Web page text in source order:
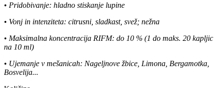
• Pridobivanje: hladno stiskanje lupine
• Vonj in intenziteta: citrusni, sladkast, svež; nežna
• Maksimalna koncentracija RIFM: do 10 % (1 do maks. 20 kapljic
na 10 ml)
• Ujemanje v mešanicah: Nageljnove žbice, Limona, Bergamotka,
Bosvelija...